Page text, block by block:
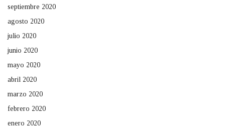
septiembre 2020
agosto 2020
julio 2020
junio 2020
mayo 2020
abril 2020
marzo 2020
febrero 2020
enero 2020